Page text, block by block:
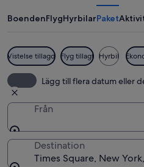
BoendenFlygHyrbilarPaket
Vistelse tillagd Flyg tillagt Hyrbil
Lägg till flera datum eller
Från
Destination
Times Square, New